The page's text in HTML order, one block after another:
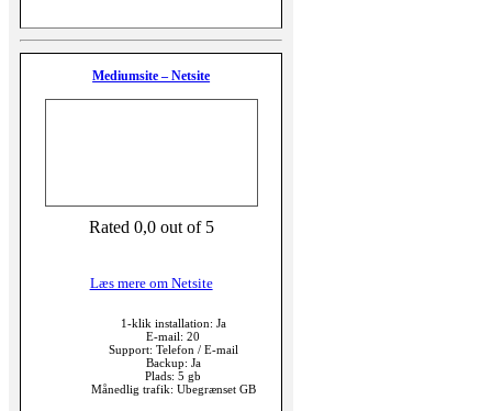
Mediumsite – Netsite
Rated 0,0 out of 5
Læs mere om Netsite
1-klik installation: Ja
E-mail: 20
Support: Telefon / E-mail
Backup: Ja
Plads: 5 gb
Månedlig trafik: Ubegrænset GB